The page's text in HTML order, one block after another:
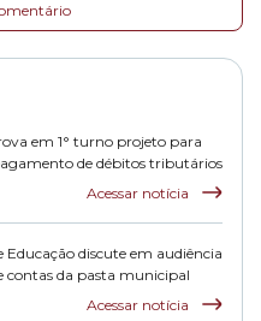
em 1° turno projeto para
de débitos tributários
Acessar notícia
Educação discute em audiência
contas da pasta municipal
Acessar notícia